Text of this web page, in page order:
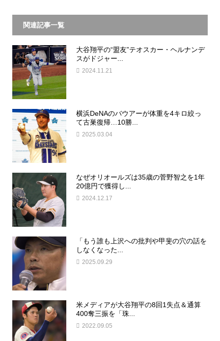
関連記事一覧
大谷翔平の“盟友”テオスカー・ヘルナンデ
スがドジャー...
2024.11.21
横浜DeNAのバウアーが体重を4キロ絞っ
て古巣復帰…10勝...
2025.03.04
なぜオリオールズは35歳の菅野智之を1年
20億円で獲得し...
2024.12.17
「もう誰も上沢への批判や甲斐の穴の話を
しなくなった...
2025.09.29
米メディアが大谷翔平の8回1失点＆通算
400奪三振を「珠...
2022.09.05